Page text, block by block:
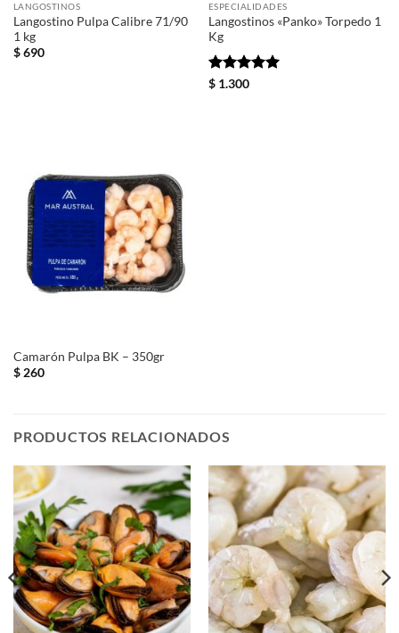
LANGOSTINOS
Langostino Pulpa Calibre 71/90
1 kg
$690
ESPECIALIDADES
Langostinos «Panko» Torpedo 1
Kg
Valorado
$1.300
Camarón Pulpa BK – 350gr
$260
PRODUCTOS RELACIONADOS